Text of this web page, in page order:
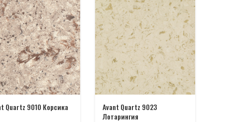
Quartz 9010 Корсика
Avant Quartz 9023
Лотарингия